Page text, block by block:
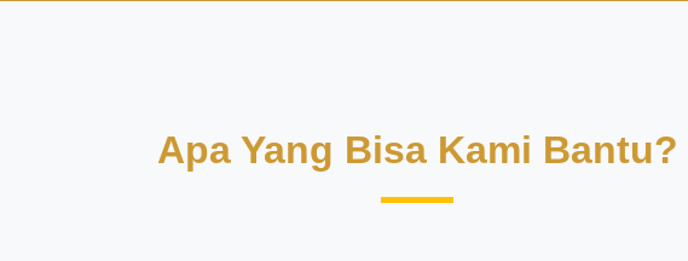
Apa Yang Bisa Kami Bantu?